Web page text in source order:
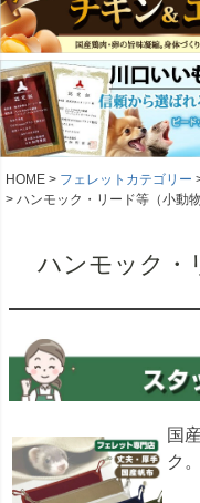
HOME フェレットカテゴリー
ハンモック・リード等（小動物
ハンモック・
国
ク。